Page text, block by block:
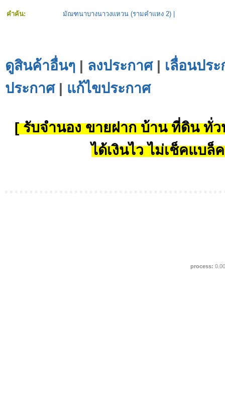
คำค้น: มัณฑนาบางนาวงแหวน (รามคำแหง 2)
ดูสินค้าอื่นๆ | ลงประกาศ| เลื่อนปร
ประกาศ| แก้ไขประกาศ
[ รับจำนอง ขายฝาก บ้าน ที่ดิน ทั่ว
ได้เงินไว ไม่เช็คแบล็
process: